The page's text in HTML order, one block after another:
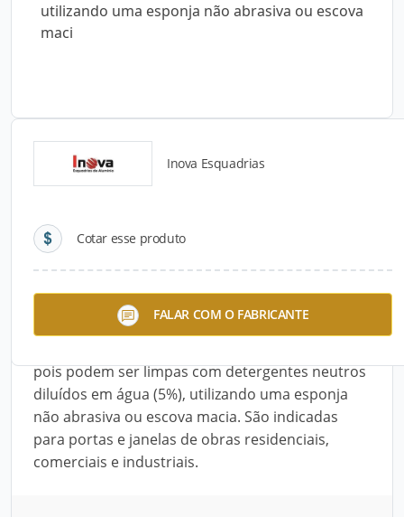
utilizando uma esponja não abrasiva ou escova
maci
Inova Esquadrias
Cotar esse produto
FALAR COM O FABRICANTE
Detalhes do produto
Descrição do Produto
As Esquadrias da Inova são fabricadas em
alumínio composto (ACM). Resistentes e simples
pois podem ser limpas com detergentes neutros
diluídos em água (5%), utilizando uma esponja
não abrasiva ou escova macia. São indicadas
para portas e janelas de obras residenciais,
comerciais e industriais.